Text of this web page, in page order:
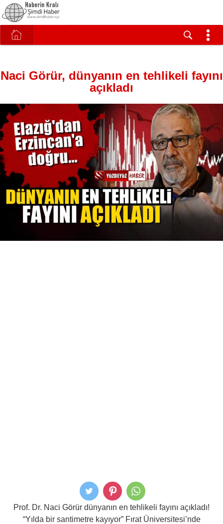
Naci Görür, dünyanın en tehlikeli fayını
açıkladı
Prof. Dr. Naci Görür dünyanın en tehlikeli fayını açıkladı!
“Yılda bir santimetre kayıyor” Fırat Üniversitesi’nde